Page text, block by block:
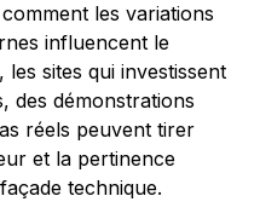
les variations
influencent le
sites qui investissent
des démonstrations
réels peuvent tirer
et la pertinence
technique.